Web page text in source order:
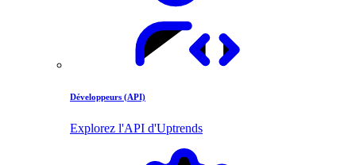
Développeurs (API)
Explorez l'API d'Uptrends